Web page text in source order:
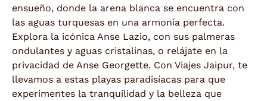
ensueño, donde la arena blanca se encuentra con
las aguas turquesas en una armonía perfecta.
Explora la icónica Anse Lazio, con sus palmeras
ondulantes y aguas cristalinas, o relájate en la
privacidad de Anse Georgette. Con Viajes Jaipur, te
llevamos a estas playas paradisíacas para que
experimentes la tranquilidad y la belleza que